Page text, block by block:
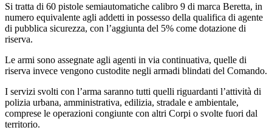
Si tratta di 60 pistole semiautomatiche calibro 9 di marca Beretta, in
numero equivalente agli addetti in possesso della qualifica di agente
di pubblica sicurezza, con l’aggiunta del 5% come dotazione di
riserva.
Le armi sono assegnate agli agenti in via continuativa, quelle di
riserva invece vengono custodite negli armadi blindati del Comando.
I servizi svolti con l’arma saranno tutti quelli riguardanti l’attività di
polizia urbana, amministrativa, edilizia, stradale e ambientale,
comprese le operazioni congiunte con altri Corpi o svolte fuori dal
territorio.